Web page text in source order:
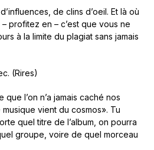
de clins d’oeil. Et là où
profitez en – c’est que vous ne
à la limite du plagiat sans jamais
(Rires)
que l’on n’a jamais caché nos
vient du cosmos». Tu
quel titre de l’album, on pourra
groupe, voire de quel morceau